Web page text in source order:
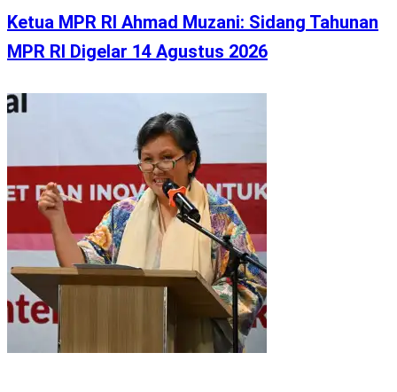
Ketua MPR RI Ahmad Muzani: Sidang Tahunan
MPR RI Digelar 14 Agustus 2026